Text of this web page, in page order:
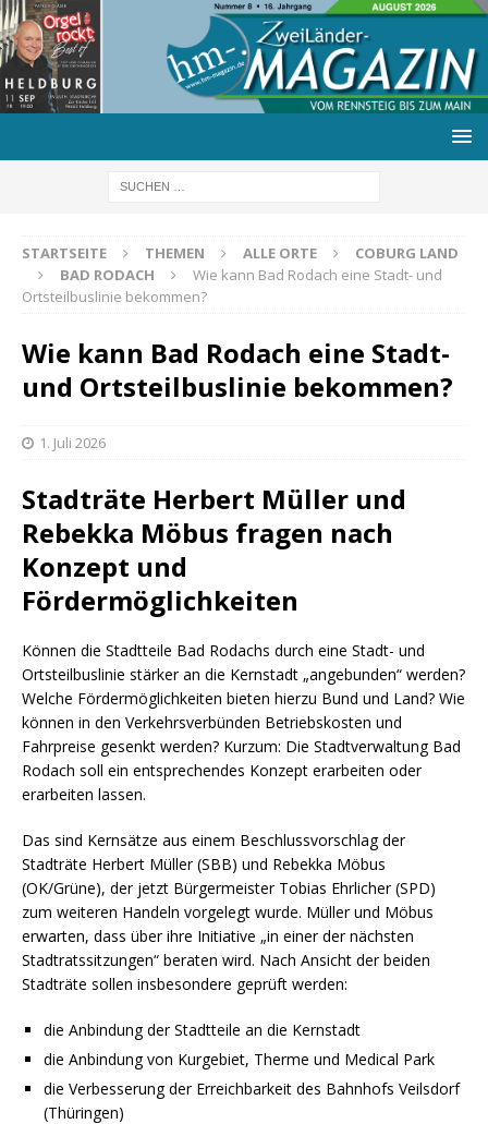
STARTSEITE THEMEN ALLE ORTE
COBURG LAND
BAD RODACH
Wie kann Bad Rodach eine Stadt- und
Ortsteilbuslinie bekommen?
Wie kann Bad Rodach eine Stadt-
und Ortsteilbuslinie bekommen?
1. Juli 2026
Stadträte Herbert Müller und
Rebekka Möbus fragen nach
Konzept und
Fördermöglichkeiten
Können die Stadtteile Bad Rodachs durch eine Stadt- und
Ortsteilbuslinie stärker an die Kernstadt „angebunden“ werden?
Welche Fördermöglichkeiten bieten hierzu Bund und Land? Wie
können in den Verkehrsverbünden Betriebskosten und
Fahrpreise gesenkt werden? Kurzum: Die Stadtverwaltung Bad
Rodach soll ein entsprechendes Konzept erarbeiten oder
erarbeiten lassen.
Das sind Kernsätze aus einem Beschlussvorschlag der
Stadträte Herbert Müller (SBB) und Rebekka Möbus
(OK/Grüne), der jetzt Bürgermeister Tobias Ehrlicher (SPD)
zum weiteren Handeln vorgelegt wurde. Müller und Möbus
erwarten, dass über ihre Initiative „in einer der nächsten
Stadtratssitzungen“ beraten wird. Nach Ansicht der beiden
Stadträte sollen insbesondere geprüft werden:
die Anbindung der Stadtteile an die Kernstadt
die Anbindung von Kurgebiet, Therme und Medical Park
die Verbesserung der Erreichbarkeit des Bahnhofs Veilsdorf
(Thüringen)